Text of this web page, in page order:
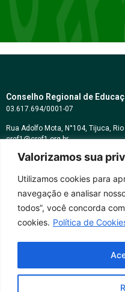
Valorizamos sua
Utilizamos cookies para
navegação e analisar
todos”, você concorda
cookies. Política de
Conselho Regional de
03.617.694/0001-07
Rua Adolfo Mota, N°104, Tijuca,
cref1@cref1.org.br
Assessoria de comunicação:
Horários de atendimento:
Whatsapp: (21) 2569-2398